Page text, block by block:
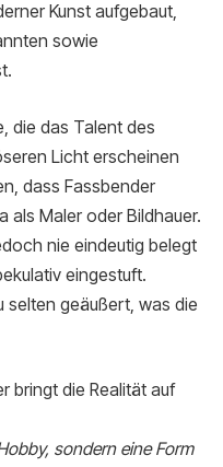
Kunst aufgebaut,
sowie
die das Talent des
Licht erscheinen
dass Fassbender
als Maler oder Bildhauer.
nie eindeutig belegt
eingestuft.
selten geäußert, was die
bringt die Realität auf
sondern eine Form